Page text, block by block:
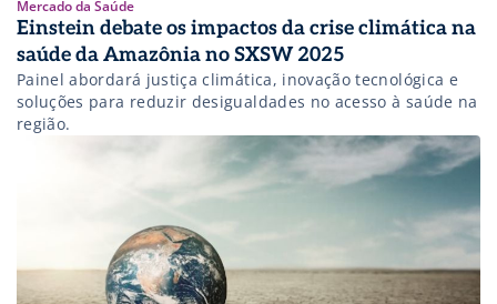
Mercado da Saúde
Einstein debate os impactos da crise climática na
saúde da Amazônia no SXSW 2025
Painel abordará justiça climática, inovação tecnológica e
soluções para reduzir desigualdades no acesso à saúde na
região.